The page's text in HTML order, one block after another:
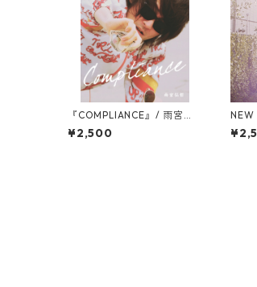
『COMPLIANCE』/ 雨宮弘
哲
¥2,500
NEW
のが